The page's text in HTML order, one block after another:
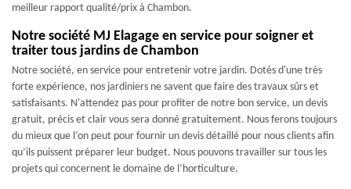
meilleur rapport qualité/prix à Chambon.
Notre société MJ Elagage en service pour soigner et
traiter tous jardins de Chambon
Notre société, en service pour entretenir votre jardin. Dotés d'une très
forte expérience, nos jardiniers ne savent que faire des travaux sûrs et
satisfaisants. N'attendez pas pour profiter de notre bon service, un devis
gratuit, précis et clair vous sera donné gratuitement. Nous ferons toujours
du mieux que l’on peut pour fournir un devis détaillé pour nous clients afin
qu’ils puissent préparer leur budget. Nous pouvons travailler sur tous les
projets qui concernent le domaine de l’horticulture.